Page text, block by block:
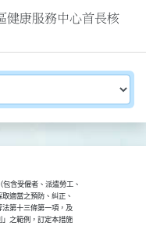
健康服務中心首長核
含受僱者、派遣勞工、
取適當之預防、糾正、
法第十三條第一項，及
」之範例，訂定本措施